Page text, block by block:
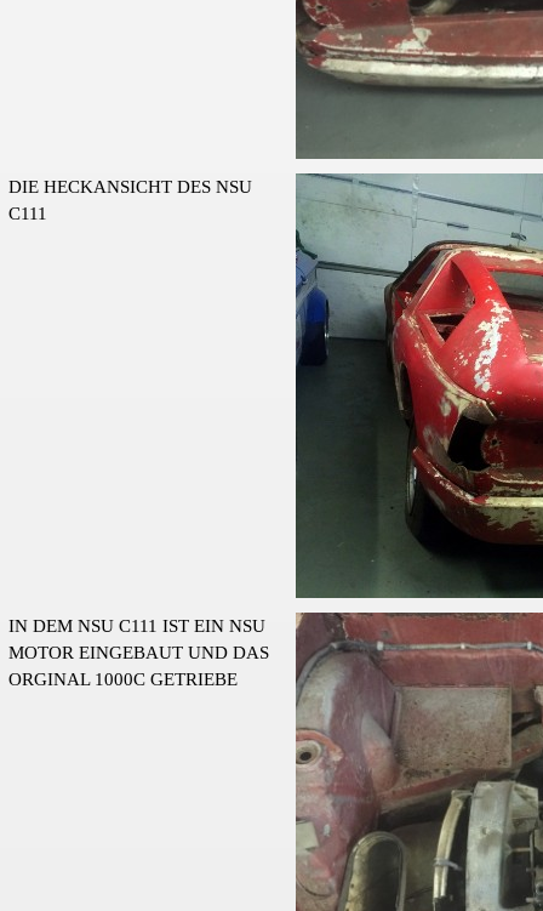
DIE HECKANSICHT DES NSU
C111
IN DEM NSU C111 IST EIN NSU
MOTOR EINGEBAUT UND DAS
ORGINAL 1000C GETRIEBE